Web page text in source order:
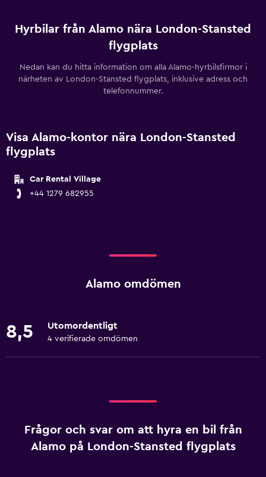
Hyrbilar från Alamo nära London-Stansted
flygplats
Nedan kan du hitta information om alla Alamo-hyrbilsfirmor i
närheten av London-Stansted flygplats, inklusive adress och
telefonnummer.
Visa Alamo-kontor nära London-Stansted
flygplats
Car Rental Village
+44 1279 682955
Alamo omdömen
8,5 Utomordentligt
4 verifierade omdömen
Frågor och svar om att hyra en bil från
Alamo på London-Stansted flygplats